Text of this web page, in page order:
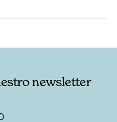
newsletter